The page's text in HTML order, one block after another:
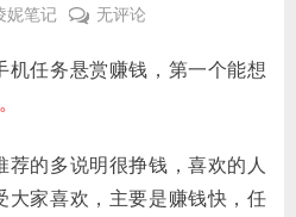
妮笔记
趣
赚
赏
赚
无评论
机任务悬赏赚钱，第一个能想
的多说明很挣钱，喜欢的人
大家喜欢，主要是赚钱快，任